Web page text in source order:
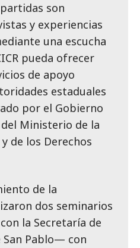
son
y experiencias
una escucha
pueda ofrecer
de apoyo
estaduales
por el Gobierno
Ministerio de la
de los Derechos
de la
dos seminarios
la Secretaría de
San Pablo— con